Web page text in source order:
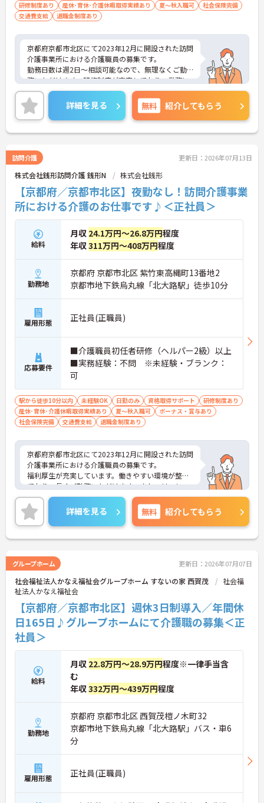
身体介護だけではない介護のやりがいがあります！
・食事・入浴・排泄介助を担当
・レクリエーションや季節行事の運営にも参加
・外出支援など生活全体を支える介護を実践
→ 入居者様とじっくり関わりながら支援できます♪
■ 幅広い経験が積める特養です！
多様なケースに携われる環境です！
・定員108名の特別養護老人ホーム
・長期入所の利用者様へ継続的なケアを提供
研修制度あり
産休･育休･介護休暇取得実績あり 夏～秋入職可
社会保険完備
交通費支給
退職金制度あり
京都府京都市北区にて2023年12月に開設された訪問
介護事業所における介護職員の募集です。
勤務日数は週2日～相談可能なので、無理なくご勤
務いただけます。研修制度が充実しており、業務に
不安がある方でも安心してご勤務いただけます。
ご興味のある方には、面接対策ポイントなど、さら
に詳細をお話しいたしますのでお気軽にご相談くだ
さい！
詳細を見る 無料 紹介してもらう
訪問介護 更新日：2026年07月13日
株式会社銭形訪問介護 銭形N 株式会社銭形
【京都府／京都市北区】夜勤なし！訪問介護事業
所における介護のお仕事です♪＜正社員＞
給料
月収 24.1万円～26.8万円程度
年収311万円～408万円程度
勤務地
京都府 京都市北区 紫竹東高縄町13番地2
京都市地下鉄烏丸線「北大路駅」徒歩10分
雇用形態 正社員(正職員)
応募要件
■介護職員初任者研修（ヘルパー2級）以上
■実務経験：不問 ※未経験・ブランク：
可
駅から徒歩10分以内 未経験OK 日勤のみ 資格取得サポート
研修制度あり
産休･育休･介護休暇取得実績あり
夏～秋入職可
ボーナス・賞与あり
社会保険完備
交通費支給 退職金制度あり
京都府京都市北区にて2023年12月に開設された訪問
介護事業所における介護職員の募集です。
福利厚生が充実しています。働きやすい環境が整っ
ており、長くご勤務いただけます。また、リフレッ
シュ休暇があり、プライベートとのメリハリのある
働き方が可能です。
ご興味のある方には、面接対策ポイントなど、さら
に詳細をお話しいたしますのでお気軽にご相談くだ
さい！
詳細を見る 無料 紹介してもらう
グループホーム 更新日：2026年07月07日
社会福祉法人かなえ福祉会グループホーム すないの家 西賀茂
社会福
祉法人かなえ福祉会
【京都府／京都市北区】週休3日制導入／年間休
日165日♪グループホームにて介護職の募集＜正
社員＞
給料
月収 22.8万円～28.9万円程度※一律手当含
む
年収332万円～439万円程度
勤務地
京都府 京都市北区 西賀茂榿ノ木町32
京都市地下鉄烏丸線「北大路駅」バス・車6
分
雇用形態 正社員(正職員)